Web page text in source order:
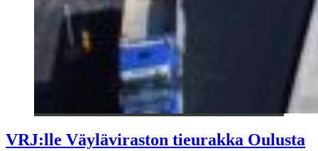
VRJ:lle Väyläviraston tieurakka Oulusta